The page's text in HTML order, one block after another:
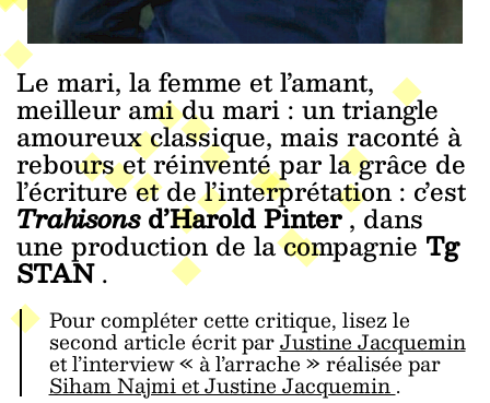
Le mari, la femme et l’amant,
meilleur ami du mari : un triangle
amoureux classique, mais raconté à
rebours et réinventé par la grâce de
l’écriture et de l’interprétation : c’est
Trahisonsd’Harold Pinter, dans
une production de la compagnie Tg
STAN.
Pour compléter cette critique, lisez le
second article écrit parJustine Jacquemin
et l’interview « à l’arrache » réalisée par
Siham Najmi et Justine Jacquemin.